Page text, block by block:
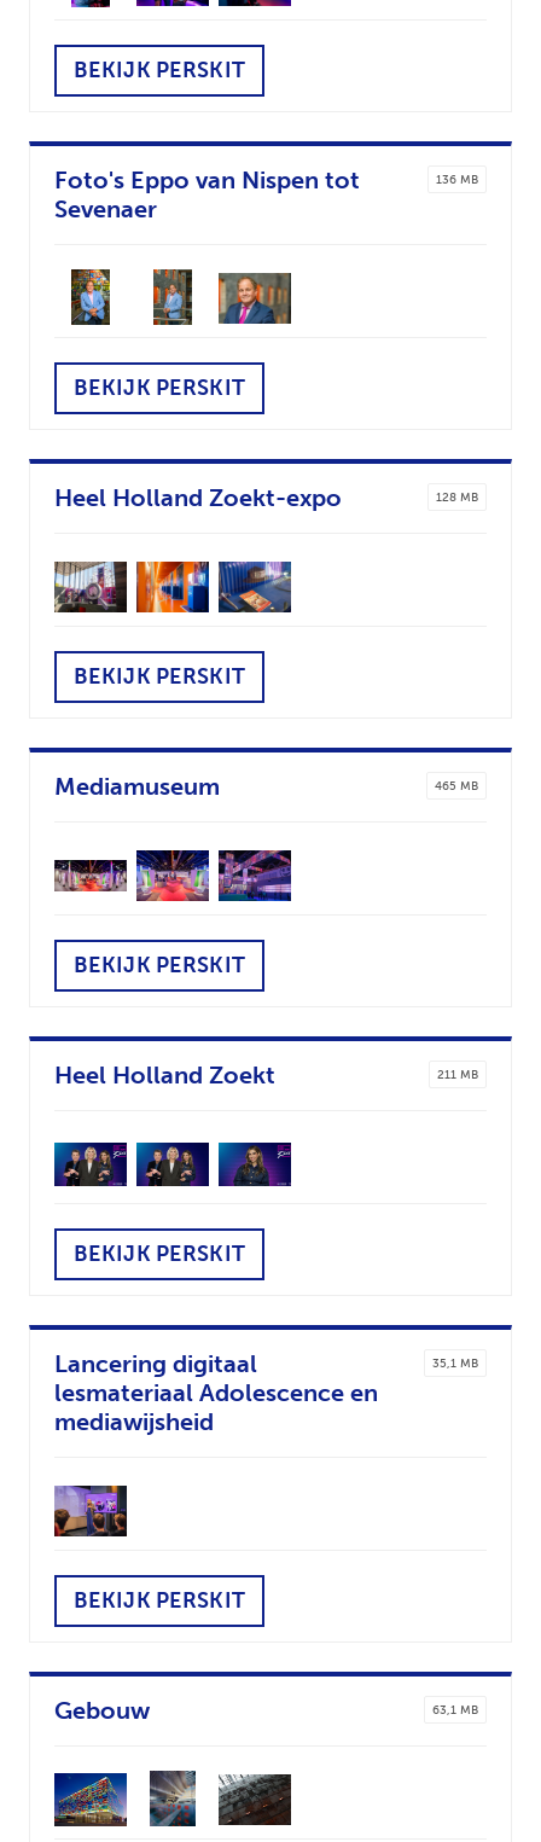
BEKIJK PERSKIT
Foto's Eppo van Nispen tot
Sevenaer
136 MB
BEKIJK PERSKIT
Heel Holland Zoekt-expo 128 MB
BEKIJK PERSKIT
Mediamuseum 465 MB
BEKIJK PERSKIT
Heel Holland Zoekt 211 MB
BEKIJK PERSKIT
Lancering digitaal
lesmateriaal Adolescence en
mediawijsheid
35,1 MB
BEKIJK PERSKIT
Gebouw 63,1 MB